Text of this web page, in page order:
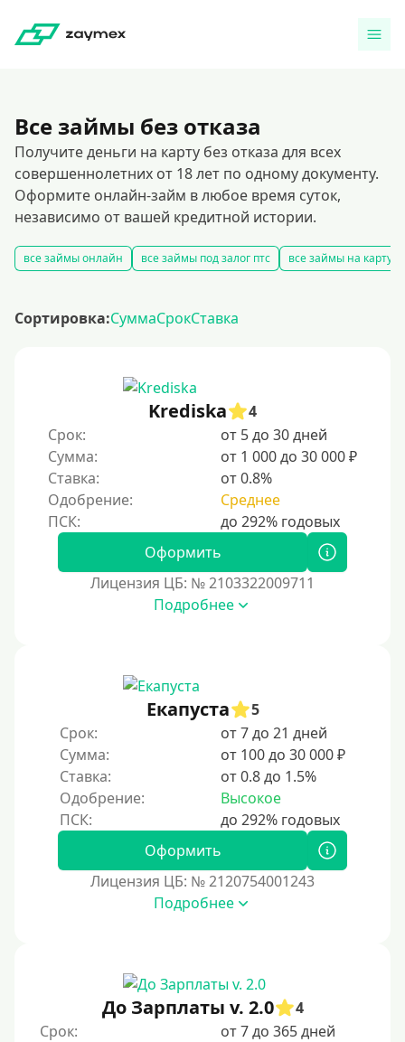
Все займы без отказа
Получите деньги на карту без отказа для всех
совершеннолетних от 18 лет по одному документу.
Оформите онлайн-займ в любое время суток,
независимо от вашей кредитной истории.
все займы онлайн все займы под залог птс все займы на карту
Сортировка:СуммаСрокСтавка
Krediska
4
Срок:
от 5 до 30 дней
Сумма:
от 1 000 до 30 000 ₽
Ставка:
от 0.8%
Одобрение:
Среднее
Оформить
Лицензия ЦБ: № 2103322009711
Подробнее
Екапуста
5
Срок:
от 7 до 21 дней
Сумма:
от 100 до 30 000 ₽
Ставка:
от 0.8 до 1.5%
Одобрение:
Высокое
Оформить
Лицензия ЦБ: № 2120754001243
Подробнее
До Зарплаты v. 2.0
4
Срок:
от 7 до 365 дней